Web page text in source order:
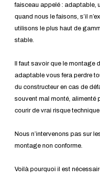
faisceau appelé : adaptable,
quand nous le faisons, s’il
utilisons le plus haut de
stable.
Il faut savoir que le montage
adaptable vous fera perdre
du constructeur en cas de
souvent mal monté, alimenté
courir de vrai risque
Nous n’intervenons pas sur
montage non conforme.
Voilà pourquoi il est